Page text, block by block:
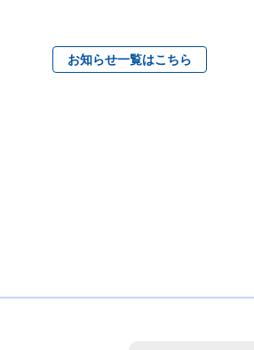
お知らせ一覧はこちら